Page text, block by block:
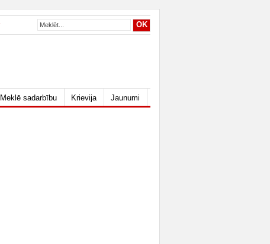
Meklē sadarbību Krievija Jaunumi